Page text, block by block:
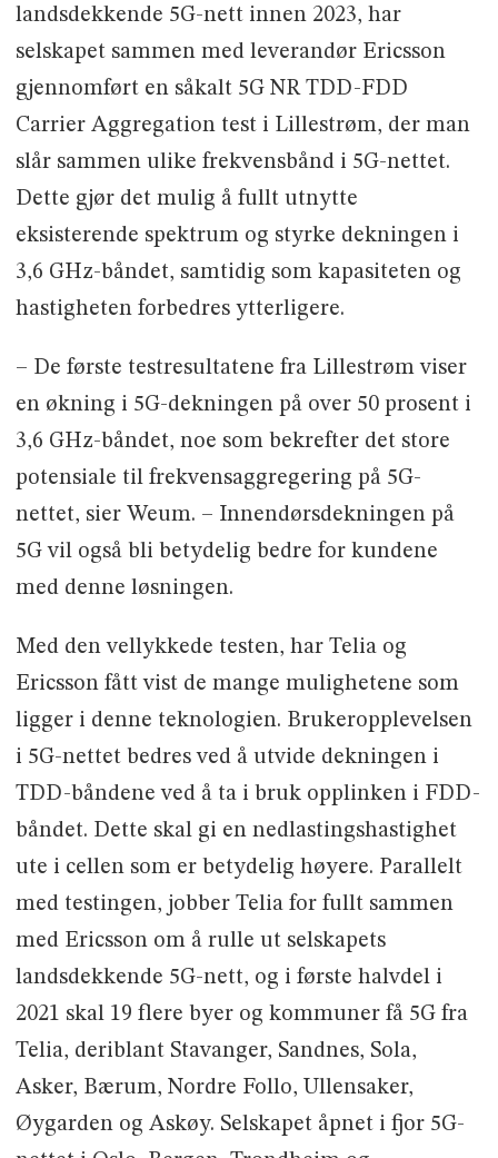
landsdekkende 5G-nett innen 2023, har
selskapet sammen med leverandør Ericsson
gjennomført en såkalt 5G NR TDD-FDD
Carrier Aggregation test i Lillestrøm, der man
slår sammen ulike frekvensbånd i 5G-nettet.
Dette gjør det mulig å fullt utnytte
eksisterende spektrum og styrke dekningen i
3,6 GHz-båndet, samtidig som kapasiteten og
hastigheten forbedres ytterligere.
– De første testresultatene fra Lillestrøm viser
en økning i 5G-dekningen på over 50 prosent i
3,6 GHz-båndet, noe som bekrefter det store
potensiale til frekvensaggregering på 5G-
nettet, sier Weum. – Innendørsdekningen på
5G vil også bli betydelig bedre for kundene
med denne løsningen.
Med den vellykkede testen, har Telia og
Ericsson fått vist de mange mulighetene som
ligger i denne teknologien. Brukeropplevelsen
i 5G-nettet bedres ved å utvide dekningen i
TDD-båndene ved å ta i bruk opplinken i FDD-
båndet. Dette skal gi en nedlastingshastighet
ute i cellen som er betydelig høyere. Parallelt
med testingen, jobber Telia for fullt sammen
med Ericsson om å rulle ut selskapets
landsdekkende 5G-nett, og i første halvdel i
2021 skal 19 flere byer og kommuner få 5G fra
Telia, deriblant Stavanger, Sandnes, Sola,
Asker, Bærum, Nordre Follo, Ullensaker,
Øygarden og Askøy. Selskapet åpnet i fjor 5G-